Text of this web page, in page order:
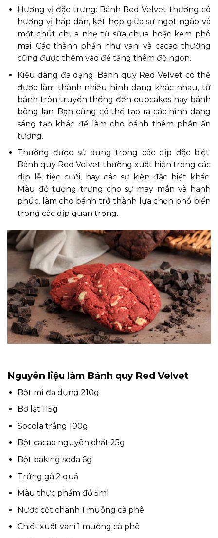
Hương vị đặc trưng: Bánh Red Velvet thường có
hương vị hấp dẫn, kết hợp giữa sự ngọt ngào và
một chút chua nhẹ từ sữa chua hoặc kem phô
mai. Các thành phần như vani và cacao thường
cũng được thêm vào để tăng thêm độ ngon.
Kiểu dáng đa dạng: Bánh quy Red Velvet có thể
được làm thành nhiều hình dạng khác nhau, từ
bánh tròn truyền thống đến cupcakes hay bánh
bông lan. Bạn cũng có thể tạo ra các hình dạng
sáng tạo khác để làm cho bánh thêm phần ấn
tượng.
Thường được sử dụng trong các dịp đặc biệt:
Bánh quy Red Velvet thường xuất hiện trong các
dịp lễ, tiệc cưới, hay các sự kiện đặc biệt khác.
Màu đỏ tượng trưng cho sự may mắn và hạnh
phúc, làm cho bánh trở thành lựa chọn phổ biến
trong các dịp quan trọng.
Nguyên liệu làm Bánh quy Red Velvet
Bột mì đa dụng 210g
Bơ lạt 115g
Socola trắng 100g
Bột cacao nguyên chất 25g
Bột baking soda 6g
Trứng gà 2 quả
Màu thực phẩm đỏ 5ml
Nước cốt chanh 1 muỗng cà phê
Chiết xuất vani 1 muỗng cà phê